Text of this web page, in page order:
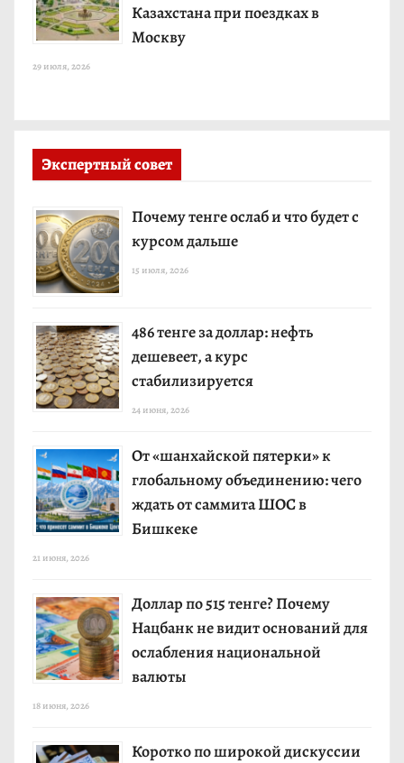
Казахстана при поездках в
Москву
29 июля, 2026
Экспертный совет
Почему тенге ослаб и что будет с
курсом дальше
15 июля, 2026
486 тенге за доллар: нефть
дешевеет, а курс
стабилизируется
24 июня, 2026
От «шанхайской пятерки» к
глобальному объединению: чего
ждать от саммита ШОС в
Бишкеке
21 июня, 2026
Доллар по 515 тенге? Почему
Нацбанк не видит оснований для
ослабления национальной
валюты
18 июня, 2026
Коротко по широкой дискуссии